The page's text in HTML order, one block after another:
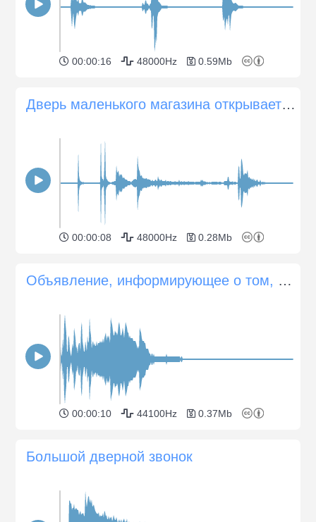
00:00:16 48000Hz 0.59Mb
Дверь маленького магазина открывается, звонит прикрепленный колокольчик
00:00:08 48000Hz 0.28Mb
Объявление, информирующее о том, что покупатель вошел в магазин
00:00:10 44100Hz 0.37Mb
Большой дверной звонок